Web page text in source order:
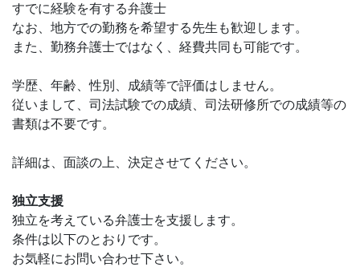
すでに経験を有する弁護士
なお、地方での勤務を希望する先生も歓迎します。
また、勤務弁護士ではなく、経費共同も可能です。
学歴、年齢、性別、成績等で評価はしません。
従いまして、司法試験での成績、司法研修所での成績等の
書類は不要です。
詳細は、面談の上、決定させてください。
独立支援
独立を考えている弁護士を支援します。
条件は以下のとおりです。
お気軽にお問い合わせ下さい。